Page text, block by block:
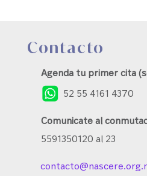
Contacto
Agenda tu primer cita
52 55 4161 4370
Comunicate al
5591350120 al 23